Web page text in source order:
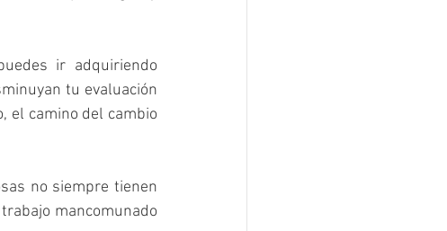
ir adquiriendo
tu evaluación
el camino del cambio
no siempre tienen
mancomunado